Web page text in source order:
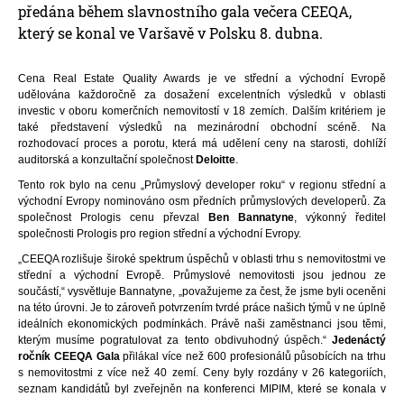
předána během slavnostního gala večera CEEQA,
který se konal ve Varšavě v Polsku 8. dubna.
Cena Real Estate Quality Awards je ve střední a východní Evropě
udělována každoročně za dosažení excelentních výsledků v oblasti
investic v oboru komerčních nemovitostí v 18 zemích. Dalším kritériem je
také představení výsledků na mezinárodní obchodní scéně. Na
rozhodovací proces a porotu, která má udělení ceny na starosti, dohlíží
auditorská a konzultační společnostDeloitte
Tento rok bylo na cenu „Průmyslový developer roku“ v regionu střední a
východní Evropy nominováno osm předních průmyslových developerů. Za
společnost Prologis cenu převzal Ben Bannatyne , výkonný ředitel
společnosti Prologis pro region střední a východní Evropy.
„CEEQA rozlišuje široké spektrum úspěchů v oblasti trhu s nemovitostmi ve
střední a východní Evropě. Průmyslové nemovitosti jsou jednou ze
součástí,“ vysvětluje Bannatyne, „považujeme za čest, že jsme byli oceněni
na této úrovni. Je to zároveň potvrzením tvrdé práce našich týmů v ne úplně
ideálních ekonomických podmínkách. Právě naši zaměstnanci jsou těmi,
kterým musíme pogratulovat za tento obdivuhodný úspěch.“ Jedenáctý
ročník CEEQA Gala přilákal více než 600 profesionálů působících na trhu
s nemovitostmi z více než 40 zemí. Ceny byly rozdány v 26 kategoriích,
seznam kandidátů byl zveřejněn na konferenci MIPIM, které se konala v